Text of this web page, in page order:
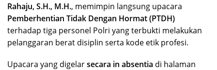
Rahaju, S.H., M.H., memimpin langsung upacara
Pemberhentian Tidak Dengan Hormat (PTDH)
terhadap tiga personel Polri yang terbukti melakukan
pelanggaran berat disiplin serta kode etik profesi.
Upacara yang digelarsecara in absentia di halaman